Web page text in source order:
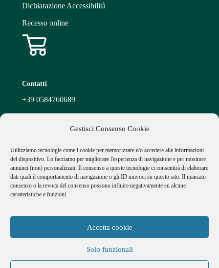
Gestisci Consenso Cookie
Utilizziamo tecnologie come i cookie per memorizzare e/o accedere alle informazioni
del dispositivo. Lo facciamo per migliorare l'esperienza di navigazione e per mostrare
annunci (non) personalizzati. Il consenso a queste tecnologie ci consentirà di elaborare
dati quali il comportamento di navigazione o gli ID univoci su questo sito. Il mancato
consenso o la revoca del consenso possono influire negativamente su alcune
caratteristiche e funzioni.
Accetta cookie
Solo funzionali
Dichiarazione Accessibilità
Recesso online
Contatti
+39 0584760689
info@appolloniottica.it
Piazza Giacomo Matteotti, 168 55047 Seravezza (LU)
02272810462